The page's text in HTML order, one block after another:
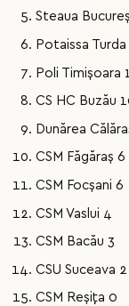
Steaua
Potaissa Turda
Poli Timișoara
CS HC Buzău
Dunărea
CSM Făgăraș 6
CSM Focșani 6
CSM Vaslui 4
CSM Bacău 3
CSU Suceava 2
CSM Reșița 0